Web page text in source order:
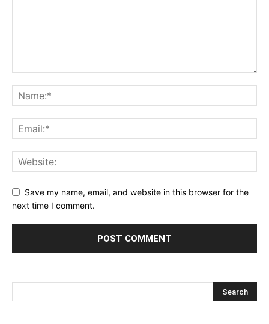
Save my name, email, and website in this browser for the
next time I comment.